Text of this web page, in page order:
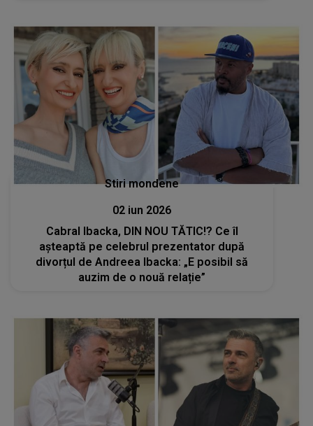
Stiri mondene
02 iun 2026
Cabral Ibacka, DIN NOU TĂTIC!? Ce îl
așteaptă pe celebrul prezentator după
divorțul de Andreea Ibacka: „E posibil să
auzim de o nouă relație”